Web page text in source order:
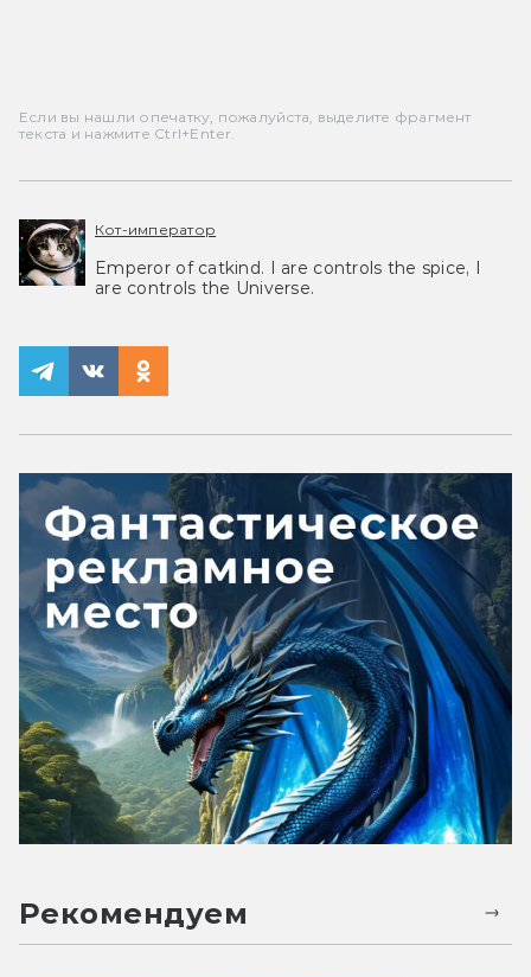
Если вы нашли опечатку, пожалуйста, выделите фрагмент
текста и нажмите Ctrl+Enter.
Кот-император
Emperor of catkind. I are controls the spice, I
are controls the Universe.
Рекомендуем